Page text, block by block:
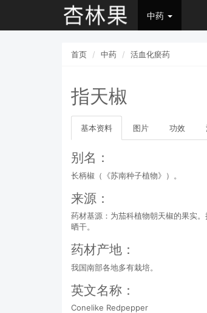
中药
首页 中药 活血化瘀药
指天椒
基本资料 图片 功效
别名：
长柄椒（《苏南种子植物》）。
来源：
药材基源：为茄科植物朝天椒的果实
晒干。
药材产地：
我国南部各地多有栽培。
英文名称：
Conelike Redpepper